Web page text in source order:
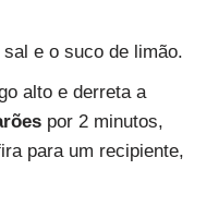
e o suco de limão.
alto e derreta a
por 2 minutos,
para um recipiente,